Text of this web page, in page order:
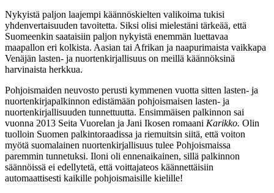
Nykyistä paljon laajempi käännöskielten valikoima tukisi
yhdenvertaisuuden tavoitetta. Siksi olisi mielestäni tärkeää, että
Suomeenkin saataisiin paljon nykyistä enemmän luettavaa
maapallon eri kolkista. Aasian tai Afrikan ja naapurimaista vaikkapa
Venäjän lasten- ja nuortenkirjallisuus on meillä käännöksinä
harvinaista herkkua.
Pohjoismaiden neuvosto perusti kymmenen vuotta sitten lasten- ja
nuortenkirjapalkinnon edistämään pohjoismaisen lasten- ja
nuortenkirjallisuuden tunnettuutta. Ensimmäisen palkinnon sai
vuonna 2013 Seita Vuorelan ja Jani Ikosen romaani Karikko. Olin
tuolloin Suomen palkintoraadissa ja riemuitsin siitä, että voiton
myötä suomalainen nuortenkirjallisuus tulee Pohjoismaissa
paremmin tunnetuksi. Iloni oli ennenaikainen, sillä palkinnon
säännöissä ei edellytetä, että voittajateos käännettäisiin
automaattisesti kaikille pohjoismaisille kielille!